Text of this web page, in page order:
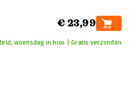
€ 23,99
woensdag in huis | Gratis verzonden